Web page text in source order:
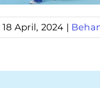
18 April, 2024 |